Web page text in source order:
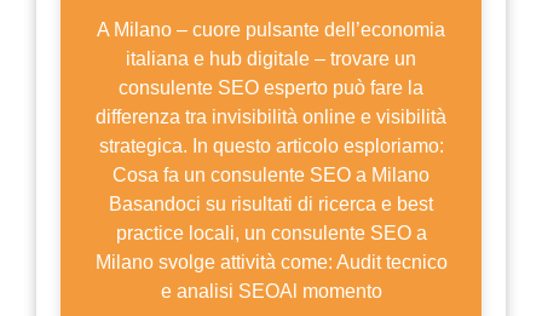
A Milano – cuore pulsante dell’economia
italiana e hub digitale – trovare un
consulente SEO esperto può fare la
differenza tra invisibilità online e visibilità
strategica. In questo articolo esploriamo:
Cosa fa un consulente SEO a Milano
Basandoci su risultati di ricerca e best
practice locali, un consulente SEO a
Milano svolge attività come: Audit tecnico
e analisi SEOAl momento